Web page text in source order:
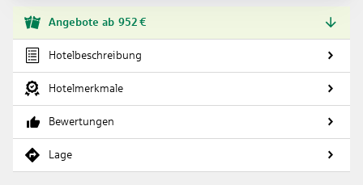
Angebote ab 952 €
Hotelbeschreibung
Hotelmerkmale
Bewertungen
Lage